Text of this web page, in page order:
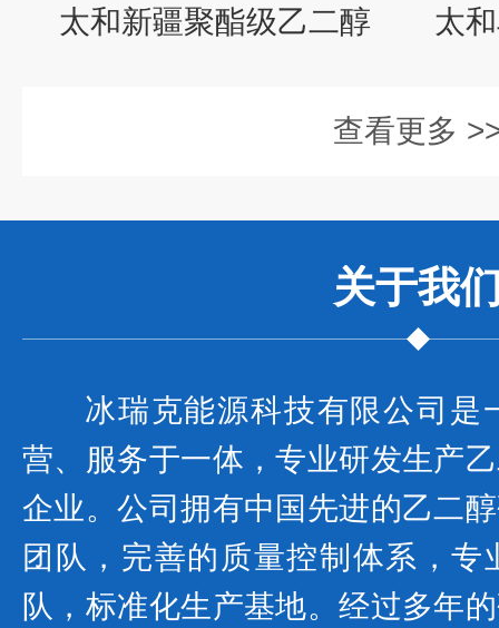
太和新疆聚酯级乙二醇 太
查看更多
关于我
冰瑞克能源科技有限公司是
营、服务于一体，专业研发生产
企业。公司拥有中国先进的乙二
团队，完善的质量控制体系，
队，标准化生产基地。经过多年